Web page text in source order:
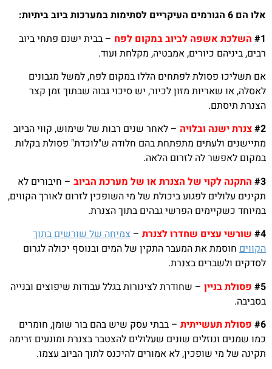
אלו הם 6 הגורמים העיקריים לסתימות במערכות ביוב ביתיות:
#1 השלכת אשפה לביוב במקום לפח – בבית ישנם פתחי ביוב
רבים, ביניהם כיורים, אמבטיה, מקלחת ועוד.
אם תשליכו פסולת לפתחים הללו במקום לפח, למשל מגבונים
לאסלה, או שאריות מזון לכיור, יש סיכוי גבוה שבתוך זמן קצר
הצנרת תיסתם.
#2צנרת ישנה ובלויה – לאחר שנים רבות של שימוש, קווי הביוב
מתיישנים ולעתים מתפתחת בהם חלודה ש"לוכדת" פסולת בקלות
במקום לאפשר לה לזרום הלאה.
#3 התקנה לקוי של הצנרת או של מערכת הביוב – חיבורים לא
תקינים עלולים לפגוע ביכולת של מי השופכין לזרום לאורך הקווים,
במיוחד כשקיימים הפרשי גבהים בתוך הצנרת.
#4 שורשי עצים שחדרו לצנרת – צמיחה של שורשים בתוך
הקווים חוסמת את המעבר התקין של המים ובנוסף יכולה לגרום
לסדקים ולשברים בצנרת.
#5 פסולת בניין – שחודרת לצינורות בגלל עבודות שיפוצים ובנייה
בסביבה.
#6 פסולת תעשייתית – בבתי עסק שיש בהם בור שומן, חומרים
כמו שמנים ונוזלים שונים שעלולים להצטבר בצנרת ומונעים זרימה
תקינה של מי שופכין, לא אמורים להיכנס לתוך הביוב עצמו.